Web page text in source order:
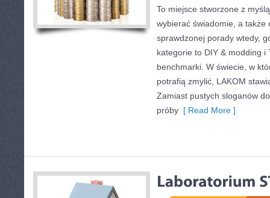
To miejsce stworzone z
wybierać świadomie, a także
sprawdzonej porady wtedy,
kategorie to DIY & modding i
benchmarki. W świecie, w
potrafią zmylić, LAKOM
Zamiast pustych sloganów
próby [ Read More ]